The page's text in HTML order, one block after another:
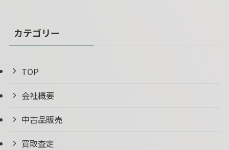
カテゴリー
TOP
会社概要
中古品販売
買取査定